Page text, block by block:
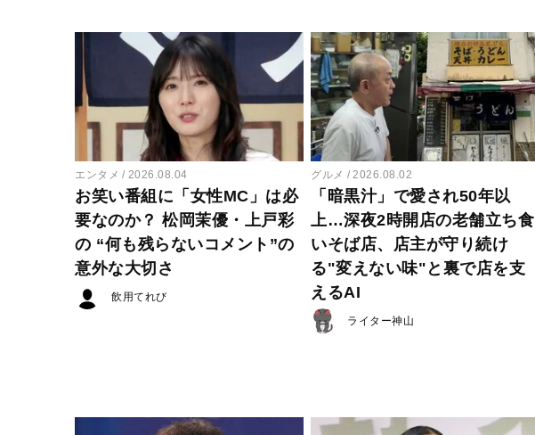
エンタメ 2026.08.04
お笑い番組に「女性MC」は必
要なのか？ 松岡茉優・上戸彩
の “何も残らないコメント”の
意外な大切さ
飲用てれび
グルメ 2026.08.02
「暗黒汁」で愛され50年以
上…深夜2時開店の老舗立ち食
いそば店、店主が守り続け
る"変えない味"と裏で店を支
えるAI
ライター神山